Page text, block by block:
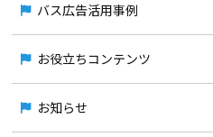
バス広告活用事例
お役立ちコンテンツ
お知らせ